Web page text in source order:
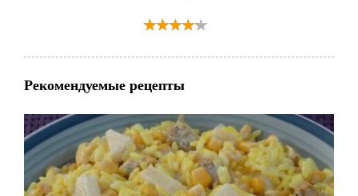
Рекомендуемые рецепты